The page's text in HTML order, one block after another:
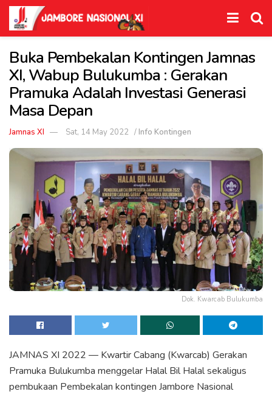
Buka Pembekalan Kontingen Jamnas
XI, Wabup Bulukumba : Gerakan
Pramuka Adalah Investasi Generasi
Masa Depan
Jamnas XI Sat, 14 May 2022 /Info Kontingen
Dok. Kwarcab Bulukumba
JAMNAS XI 2022 — Kwartir Cabang (Kwarcab) Gerakan
Pramuka Bulukumba menggelar Halal Bil Halal sekaligus
pembukaan Pembekalan kontingen Jambore Nasional